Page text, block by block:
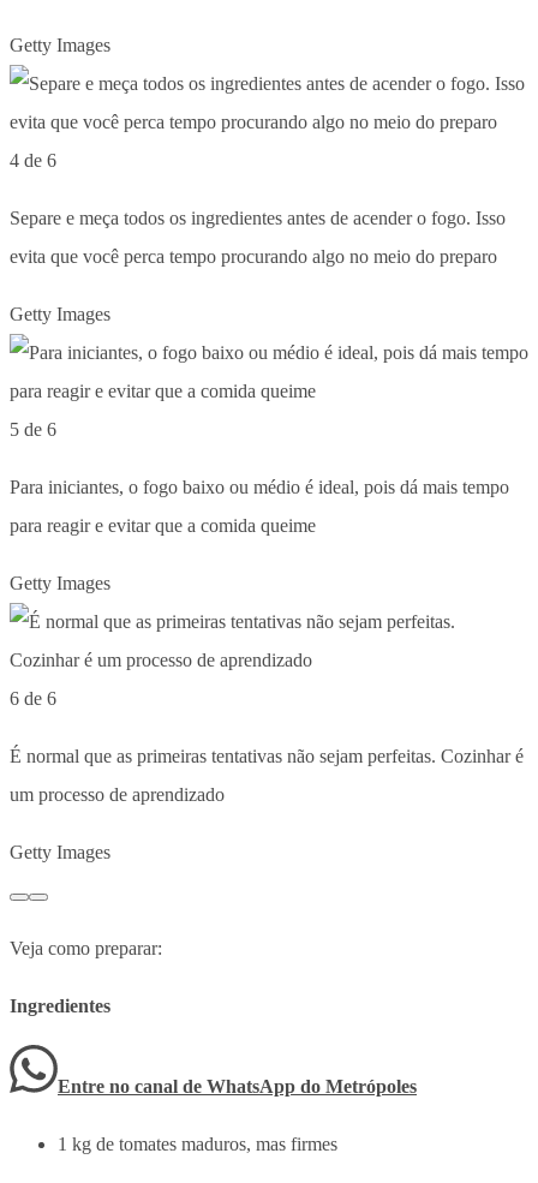
Getty Images
4 de 6
Separe e meça todos os ingredientes antes de acender o fogo. Isso
evita que você perca tempo procurando algo no meio do preparo
Getty Images
5 de 6
Para iniciantes, o fogo baixo ou médio é ideal, pois dá mais tempo
para reagir e evitar que a comida queime
Getty Images
6 de 6
É normal que as primeiras tentativas não sejam perfeitas. Cozinhar é
um processo de aprendizado
Getty Images
Veja como preparar:
Ingredientes
Entre no canal de WhatsApp do Metrópoles
1 kg de tomates maduros, mas firmes